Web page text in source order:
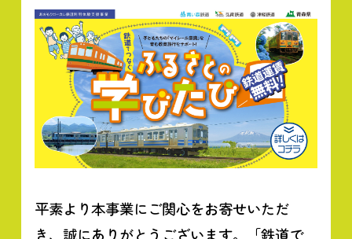
平素より本事業にご関心をお寄せいただ
き、誠にありがとうございます。「鉄道で